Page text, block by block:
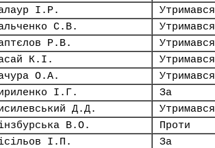
І.Р.
Утримався
С.В.
Утримався
Р.В.
Утримався
К.І.
Утримався
О.А.
Утримався
І.Г.
За
Д.Д.
Утримався
В.О.
Проти
І.П.
За